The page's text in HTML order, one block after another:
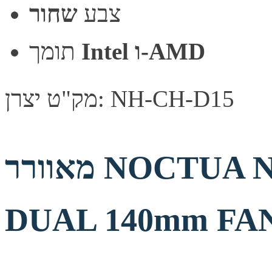
צבע שחור
Intel ו-AMD
מק"ט יצרן: NH-CH-D15
מאוורר NOCTUA NH-D15 250W TDP
DUAL 140mm